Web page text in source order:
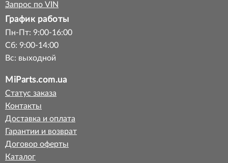
Запрос по VIN
График работы
Пн-Пт: 9:00-16:00
Сб: 9:00-14:00
Вс: выходной
MiParts.com.ua
Статус заказа
Контакты
Доставка и оплата
Гарантии и возврат
Договор оферты
Каталог